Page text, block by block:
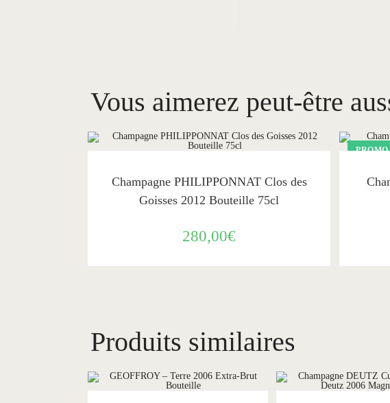
Vous aimerez peut-être
Champagne PHILIPPONNAT Clos des
Goisses 2012 Bouteille 75cl
280,00€
Produits similaires